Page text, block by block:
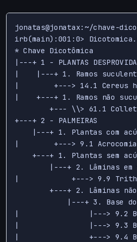
jonatas@jonatax:~/chave-
irb(main):001:0>
* Chave Dicotômica
|---+ 1 - PLANTAS
|    |---+ 1. Ramos
|        +---> 14.1 Cereus
|    +---+ 1. Ramos não
+--- \\> 61.1
+---+ 2 - PALMEIRAS
|---+ 1. Plantas com
|        +---> 9.1 Acrocomia
+---+ 1. Plantas sem
|---+ 2. Lâminas
|            +---> 9.9
+---+ 2. Lâminas
|---+ 3. Base
|                |---> 9.2
|                |---> 9.3
|                +---> 9.4